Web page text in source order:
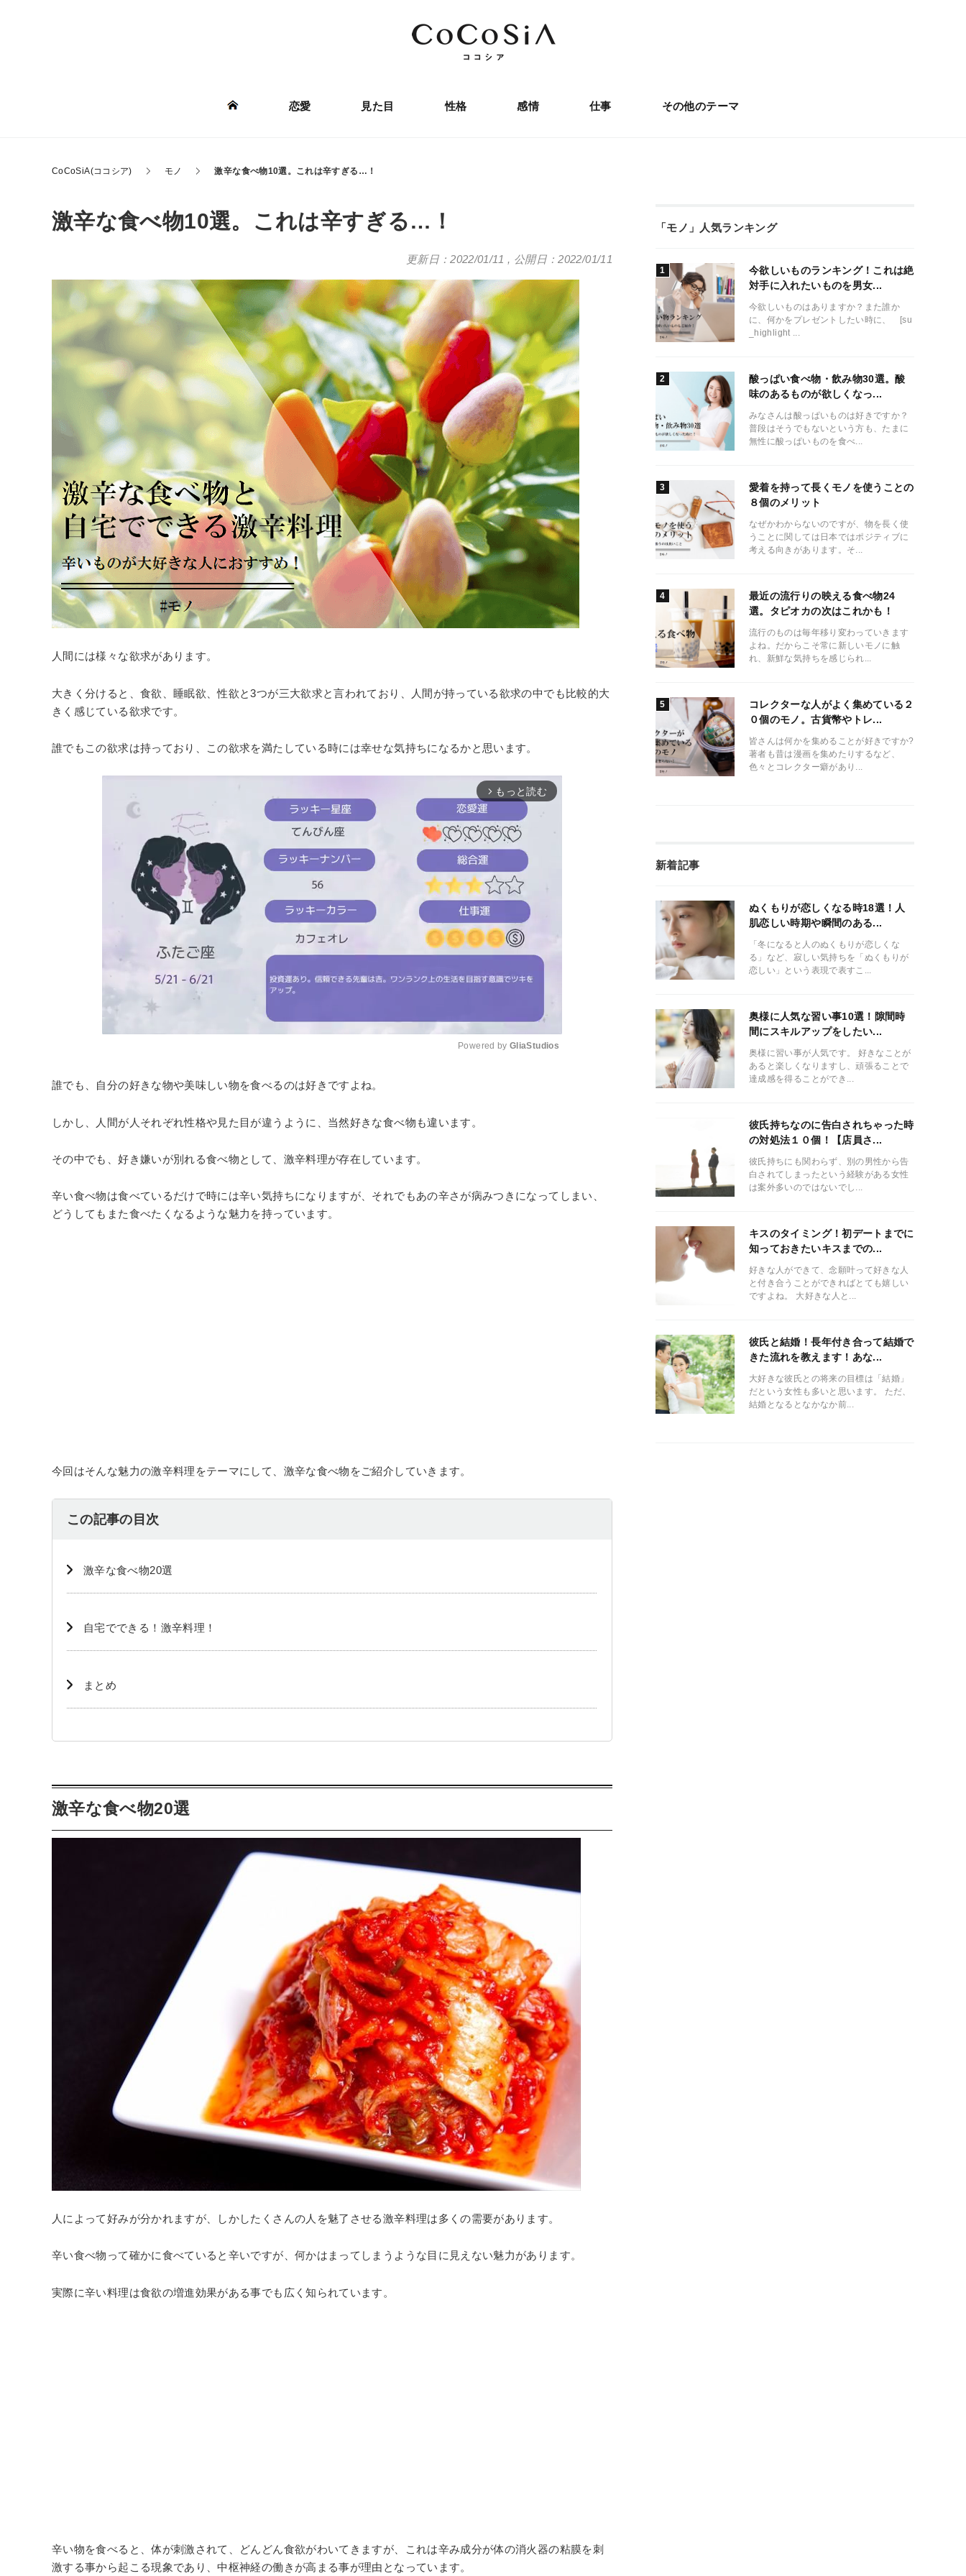
恋愛 見た目 性格 感情 仕事 その他のテーマ
CoCoSiA(ココシア) モノ 激辛な食べ物10選。これは辛すぎる…！
激辛な食べ物10選。これは辛すぎる…！
更新日：2022/01/11 , 公開日：2022/01/11
人間には様々な欲求があります。
大きく分けると、食欲、睡眠欲、性欲と3つが三大欲求と言われており、人間が持っている欲求の中でも比較的大
きく感じている欲求です。
誰でもこの欲求は持っており、この欲求を満たしている時には幸せな気持ちになるかと思います。
arrow_forward_ios もっと読む
Powered by GliaStudios
誰でも、自分の好きな物や美味しい物を食べるのは好きですよね。
しかし、人間が人それぞれ性格や見た目が違うように、当然好きな食べ物も違います。
その中でも、好き嫌いが別れる食べ物として、激辛料理が存在しています。
辛い食べ物は食べているだけで時には辛い気持ちになりますが、それでもあの辛さが病みつきになってしまい、
どうしてもまた食べたくなるような魅力を持っています。
今回はそんな魅力の激辛料理をテーマにして、激辛な食べ物をご紹介していきます。
この記事の目次
激辛な食べ物20選
自宅でできる！激辛料理！
まとめ
激辛な食べ物20選
人によって好みが分かれますが、しかしたくさんの人を魅了させる激辛料理は多くの需要があります。
辛い食べ物って確かに食べていると辛いですが、何かはまってしまうような目に見えない魅力があります。
実際に辛い料理は食欲の増進効果がある事でも広く知られています。
辛い物を食べると、体が刺激されて、どんどん食欲がわいてきますが、これは辛み成分が体の消火器の粘膜を刺
激する事から起こる現象であり、中枢神経の働きが高まる事が理由となっています。
「モノ」人気ランキング
今欲しいものランキング！これは絶
対手に入れたいものを男女...
今欲しいものはありますか？また誰か
に、何かをプレゼントしたい時に、 [su
_highlight ...
酸っぱい食べ物・飲み物30選。酸
味のあるものが欲しくなっ...
みなさんは酸っぱいものは好きですか？
普段はそうでもないという方も、たまに
無性に酸っぱいものを食べ...
愛着を持って長くモノを使うことの
８個のメリット
なぜかわからないのですが、物を長く使
うことに関しては日本ではポジティブに
考える向きがあります。そ...
最近の流行りの映える食べ物24
選。タピオカの次はこれかも！
流行のものは毎年移り変わっていきます
よね。だからこそ常に新しいモノに触
れ、新鮮な気持ちを感じられ...
コレクターな人がよく集めている２
０個のモノ。古貨幣やトレ...
皆さんは何かを集めることが好きですか?
著者も昔は漫画を集めたりするなど、
色々とコレクター癖があり...
新着記事
ぬくもりが恋しくなる時18選！人
肌恋しい時期や瞬間のある...
「冬になると人のぬくもりが恋しくな
る」など、寂しい気持ちを「ぬくもりが
恋しい」という表現で表すこ...
奥様に人気な習い事10選！隙間時
間にスキルアップをしたい...
奥様に習い事が人気です。 好きなことが
あると楽しくなりますし、頑張ることで
達成感を得ることができ...
彼氏持ちなのに告白されちゃった時
の対処法１０個！【店員さ...
彼氏持ちにも関わらず、別の男性から告
白されてしまったという経験がある女性
は案外多いのではないでし...
キスのタイミング！初デートまでに
知っておきたいキスまでの...
好きな人ができて、念願叶って好きな人
と付き合うことができればとても嬉しい
ですよね。 大好きな人と...
彼氏と結婚！長年付き合って結婚で
きた流れを教えます！あな...
大好きな彼氏との将来の目標は「結婚」
だという女性も多いと思います。 ただ、
結婚となるとなかなか前...